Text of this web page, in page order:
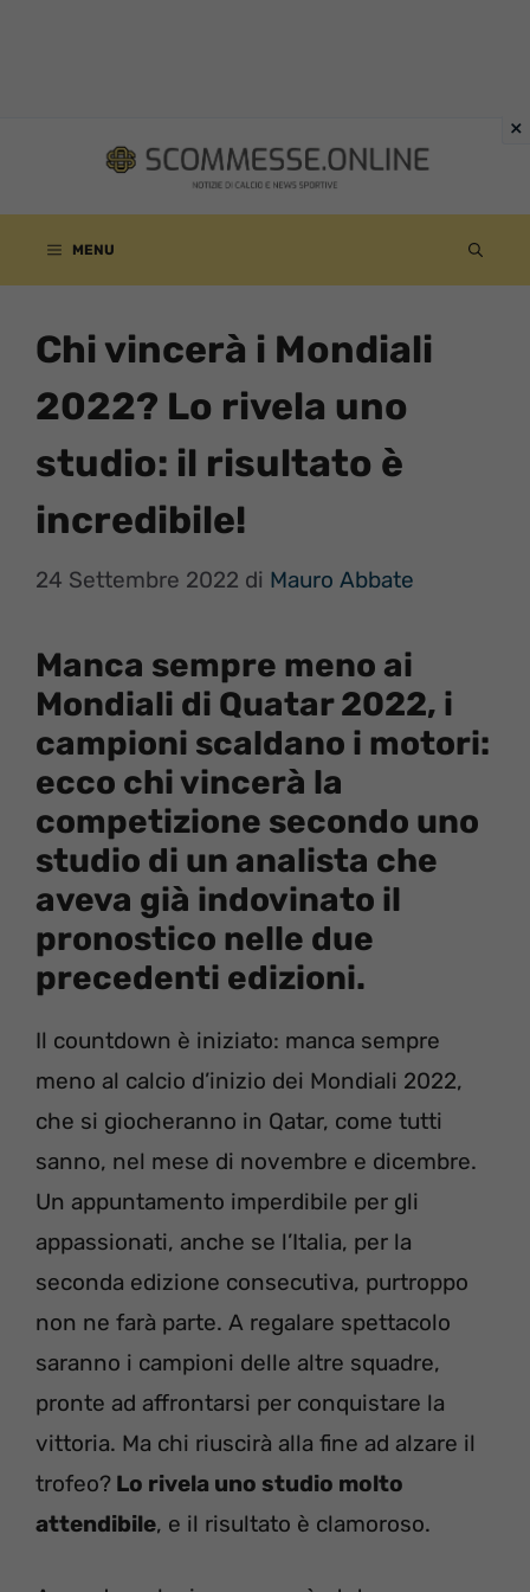
contenuto
MENU
Chi vincerà i Mondiali
2022? Lo rivela uno
studio: il risultato è
incredibile!
24 Settembre 2022 di Mauro Abbate
Manca sempre meno ai
Mondiali di Quatar 2022, i
campioni scaldano i motori:
ecco chi vincerà la
competizione secondo uno
studio di un analista che
aveva già indovinato il
pronostico nelle due
precedenti edizioni.
Il countdown è iniziato: manca sempre
meno al calcio d’inizio dei Mondiali 2022,
che si giocheranno in Qatar, come tutti
sanno, nel mese di novembre e dicembre.
Un appuntamento imperdibile per gli
appassionati, anche se l’Italia, per la
seconda edizione consecutiva, purtroppo
non ne farà parte. A regalare spettacolo
saranno i campioni delle altre squadre,
pronte ad affrontarsi per conquistare la
vittoria. Ma chi riuscirà alla fine ad alzare il
trofeo? Lo rivela uno studio molto
attendibile, e il risultato è clamoroso.